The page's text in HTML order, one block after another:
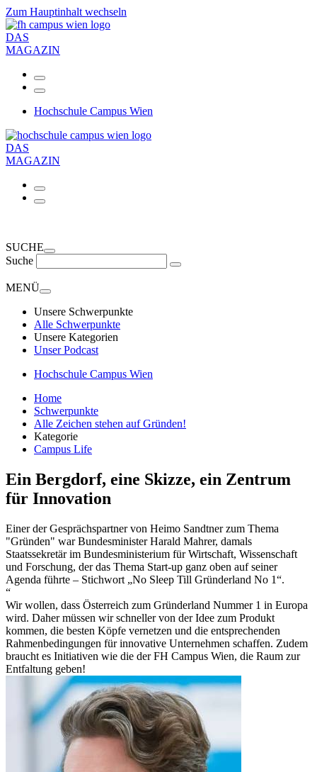
Zum Hauptinhalt wechseln
DAS
MAGAZIN
Hochschule Campus Wien
DAS
MAGAZIN
SUCHE
Suche
MENÜ
Unsere Schwerpunkte
Alle Schwerpunkte
Unsere Kategorien
Unser Podcast
Hochschule Campus Wien
Home
Schwerpunkte
Alle Zeichen stehen auf Gründen!
Kategorie
Campus Life
Ein Bergdorf, eine Skizze, ein Zentrum
für Innovation
Einer der Gesprächspartner von Heimo Sandtner zum Thema
"Gründen" war Bundesminister Harald Mahrer, damals
Staatssekretär im Bundesministerium für Wirtschaft, Wissenschaft
und Forschung, der das Thema Start-up ganz oben auf seiner
Agenda führte – Stichwort „No Sleep Till Gründerland No 1“.
“
Wir wollen, dass Österreich zum Gründerland Nummer 1 in Europa
wird. Daher müssen wir schneller von der Idee zum Produkt
kommen, die besten Köpfe vernetzen und die entsprechenden
Rahmenbedingungen für innovative Unternehmen schaffen. Zudem
braucht es Initiativen wie die der FH Campus Wien, die Raum zur
Entfaltung geben!